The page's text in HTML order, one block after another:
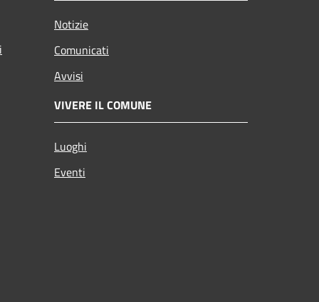
Notizie
Comunicati
Avvisi
VIVERE IL COMUNE
Luoghi
Eventi